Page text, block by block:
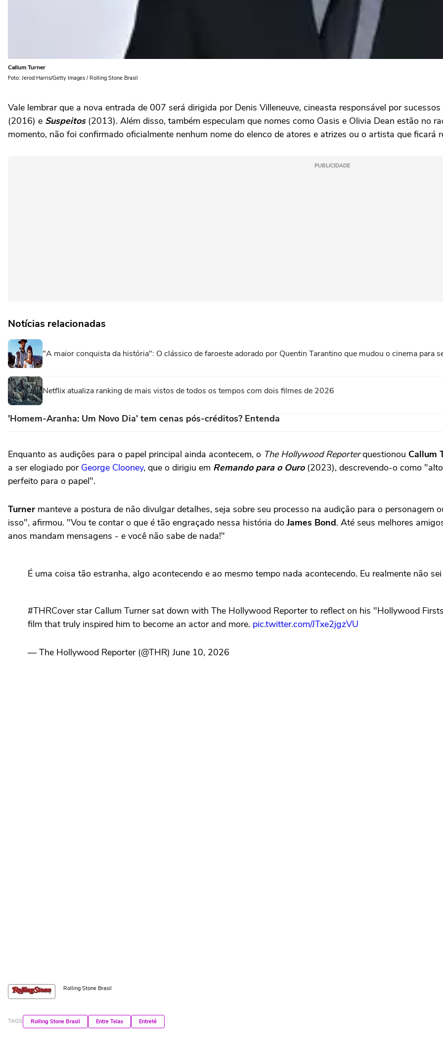
Callum Turner
Foto: Jerod Harris/Getty Images / Rolling Stone Brasil
Vale lembrar que a nova entrada de 007 será dirigida por Denis Villeneuve, cineasta responsável por
(2016) e Suspeitos(2013). Além disso, também especulam que nomes como Oasis e Olivia Dean estão no
momento, não foi confirmado oficialmente nenhum nome do elenco de atores e atrizes ou o artista que ficará
PUBLICIDADE
Notícias relacionadas
"A maior conquista da história": O clássico de faroeste adorado por Quentin Tarantino que mudou o cinema para
Netflix atualiza ranking de mais vistos de todos os tempos com dois filmes de 2026
'Homem-Aranha: Um Novo Dia' tem cenas pós-créditos? Entenda
Enquanto as audições para o papel principal ainda acontecem, o The Hollywood Reporterquestionou Callum
a ser elogiado por George Clooney, que o dirigiu em Remando para o Ouro(2023), descrevendo-o como
perfeito para o papel".
Turner manteve a postura de não divulgar detalhes, seja sobre seu processo na audição para o personagem
isso", afirmou. "Vou te contar o que é tão engraçado nessa história do James Bond. Até seus melhores
anos mandam mensagens - e você não sabe de nada!"
É uma coisa tão estranha, algo acontecendo e ao mesmo tempo nada acontecendo. Eu realmente não
#THRCover star Callum Turner sat down with The Hollywood Reporter to reflect on his "Hollywood
film that truly inspired him to become an actor and more. pic.twitter.com/JTxe2jgzVU
— The Hollywood Reporter (@THR) June 10, 2026
Rolling Stone Brasil
TAGS Rolling Stone Brasil Entre Telas Entretê